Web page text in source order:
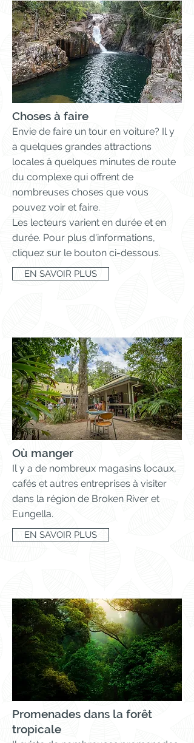
Choses à faire
Envie de faire un tour en voiture? Il y
a quelques grandes attractions
locales à quelques minutes de route
du complexe qui offrent de
nombreuses choses que vous
pouvez voir et faire.
Les lecteurs varient en durée et en
durée. Pour plus d'informations,
cliquez sur le bouton ci-dessous.
EN SAVOIR PLUS
Où manger
Il y a de nombreux magasins locaux,
cafés et autres entreprises à visiter
dans la région de Broken River et
Eungella.
EN SAVOIR PLUS
Promenades dans la forêt
tropicale